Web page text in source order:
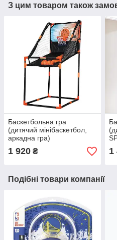
З цим товаром також
Баскетбольна гра
(дитячий мінібаскетбол,
аркадна гра)
SPORTCRAFT AR SODBN-
965
1 920 ₴ 1
Подібні товари компанії